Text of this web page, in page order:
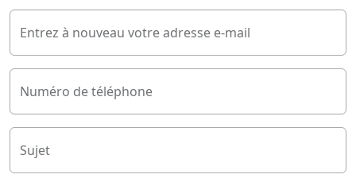
Entrez à nouveau votre adresse e-mail
Numéro de téléphone
Sujet